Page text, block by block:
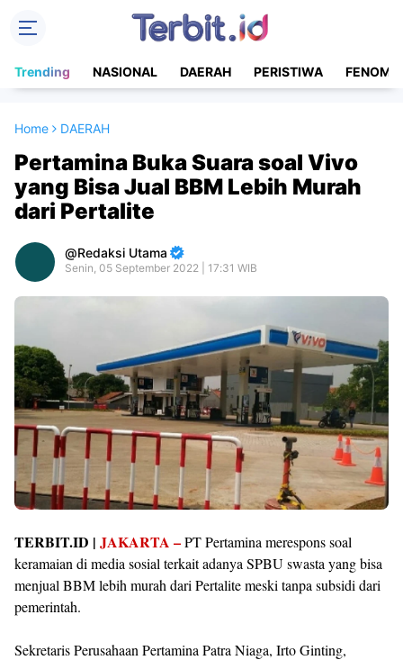
Trending NASIONAL DAERAH PERISTIWA
Home DAERAH
Pertamina Buka Suara soal Vivo
yang Bisa Jual BBM Lebih Murah
dari Pertalite
Redaksi Utama
Senin, 05 September 2022 | 17:31 WIB
TERBIT.ID | JAKARTA –PT Pertamina merespons soal
keramaian di media sosial terkait adanya SPBU swasta yang bisa
menjual BBM lebih murah dari Pertalite meski tanpa subsidi dari
pemerintah.
Sekretaris Perusahaan Pertamina Patra Niaga, Irto Ginting,